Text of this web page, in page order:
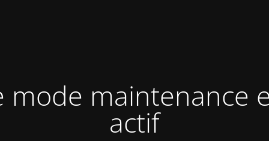
mode maintenance
actif